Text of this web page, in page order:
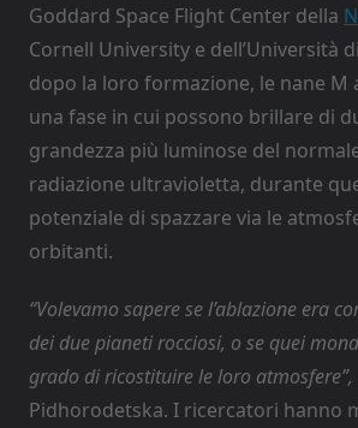
Goddard Space Flight Center della
Cornell University e dell’Università
dopo la loro formazione, le nane M
una fase in cui possono brillare di
grandezza più luminose del
radiazione ultravioletta, durante
potenziale di spazzare via le
orbitanti.
“Volevamo sapere se l’ablazione era
dei due pianeti rocciosi, o se quei
grado di ricostituire le loro atmosfere”,
Pidhorodetska. I ricercatori hanno